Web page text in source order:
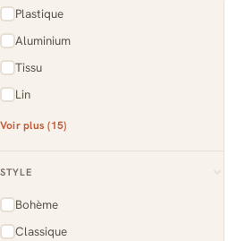
Plastique
Aluminium
Tissu
Lin
Voir plus (15)
STYLE
Bohème
Classique